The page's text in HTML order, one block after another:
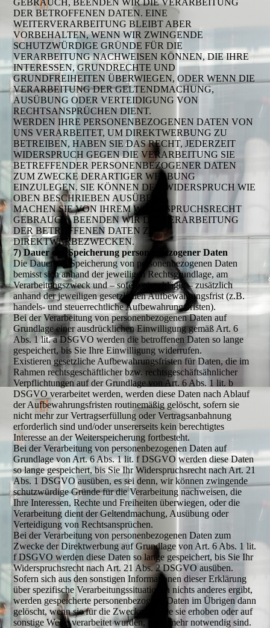
GEBRAUCH, BEENDEN WIR DIE VERARBEITUNG
DER BETROFFENEN DATEN. EINE
WEITERVERARBEITUNG BLEIBT ABER
VORBEHALTEN, WENN WIR ZWINGENDE
SCHUTZWÜRDIGE GRÜNDE FÜR DIE
VERARBEITUNG NACHWEISEN KÖNNEN, DIE IHRE
INTERESSEN, GRUNDRECHTE UND
GRUNDFREIHEITEN ÜBERWIEGEN, ODER WENN DIE
VERARBEITUNG DER GELTENDMACHUNG,
AUSÜBUNG ODER VERTEIDIGUNG VON
RECHTSANSPRÜCHEN DIENT.
WERDEN IHRE PERSONENBEZOGENEN DATEN VON
UNS VERARBEITET, UM DIREKTWERBUNG ZU
BETREIBEN, HABEN SIE DAS RECHT, JEDERZEIT
WIDERSPRUCH GEGEN DIE VERARBEITUNG SIE
BETREFFENDER PERSONENBEZOGENER DATEN
ZUM ZWECKE DERARTIGER WERBUNG
EINZULEGEN. SIE KÖNNEN DEN WIDERSPRUCH WIE
OBEN BESCHRIEBEN AUSÜBEN.
MACHEN SIE VON IHREM WIDERSPRUCHSRECHT
GEBRAUCH, BEENDEN WIR DIE VERARBEITUNG
DER BETROFFENEN DATEN ZU
DIREKTWERBEZWECKEN.
7) Dauer der Speicherung personenbezogener Daten
Die Dauer der Speicherung von personenbezogenen Daten
bemisst sich anhand der jeweiligen Rechtsgrundlage, am
Verarbeitungszweck und – sofern einschlägig – zusätzlich
anhand der jeweiligen gesetzlichen Aufbewahrungsfrist (z.B.
handels- und steuerrechtliche Aufbewahrungsfristen).
Bei der Verarbeitung von personenbezogenen Daten auf
Grundlage einer ausdrücklichen Einwilligung gemäß Art. 6
Abs. 1 lit. a DSGVO werden die betroffenen Daten so lange
gespeichert, bis Sie Ihre Einwilligung widerrufen.
Existieren gesetzliche Aufbewahrungsfristen für Daten, die im
Rahmen rechtsgeschäftlicher bzw. rechtsgeschäftsähnlicher
Verpflichtungen auf der Grundlage von Art. 6 Abs. 1 lit. b
DSGVO verarbeitet werden, werden diese Daten nach Ablauf
der Aufbewahrungsfristen routinemäßig gelöscht, sofern sie
nicht mehr zur Vertragserfüllung oder Vertragsanbahnung
erforderlich sind und/oder unsererseits kein berechtigtes
Interesse an der Weiterspeicherung fortbesteht.
Bei der Verarbeitung von personenbezogenen Daten auf
Grundlage von Art. 6 Abs. 1 lit. f DSGVO werden diese Daten
so lange gespeichert, bis Sie Ihr Widerspruchsrecht nach Art. 21
Abs. 1 DSGVO ausüben, es sei denn, wir können zwingende
schutzwürdige Gründe für die Verarbeitung nachweisen, die
Ihre Interessen, Rechte und Freiheiten überwiegen, oder die
Verarbeitung dient der Geltendmachung, Ausübung oder
Verteidigung von Rechtsansprüchen.
Bei der Verarbeitung von personenbezogenen Daten zum
Zwecke der Direktwerbung auf Grundlage von Art. 6 Abs. 1 lit.
f DSGVO werden diese Daten so lange gespeichert, bis Sie Ihr
Widerspruchsrecht nach Art. 21 Abs. 2 DSGVO ausüben.
Sofern sich aus den sonstigen Informationen dieser Erklärung
über spezifische Verarbeitungssituationen nichts anderes ergibt,
werden gespeicherte personenbezogene Daten im Übrigen dann
gelöscht, wenn sie für die Zwecke, für die sie erhoben oder auf
sonstige Weise verarbeitet wurden, nicht mehr notwendig sind.